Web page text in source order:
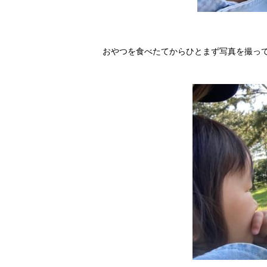
おやつを食べたてからひとまず写真を撮っ